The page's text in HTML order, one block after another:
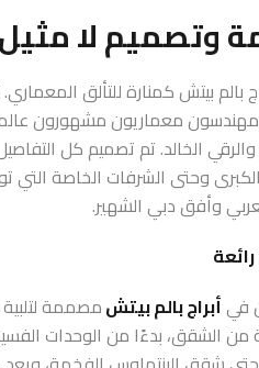
وتصميم لا
بالم بيتش كمنارة للتألق المعماري.
معماريون مشهورون
الخالد. تم تصميم كل
وحتى الشرفات الخاصة التي
وأفق دبي الشهير.
فيأبراج بالم بيتشمصممة لتلبية
الشقق، بدءًا من الوحدات